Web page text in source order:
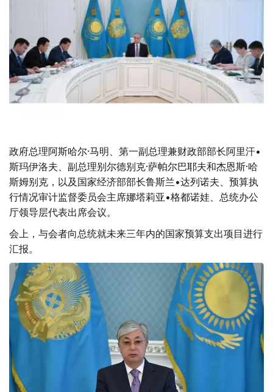
政府总理阿斯哈尔·马明、第一副总理兼财政部部长阿里汗•
斯玛伊洛夫、副总理别尔德别克·萨帕尔巴耶夫和杰恩斯·哈
斯姆别克，以及国家经济部部长鲁斯兰•达列诺夫、预算执
行情况审计监督委员会主席娜塔莉亚•格都诺娃、总统办公
厅领导层代表出席会议。
会上，与会者向总统就未来三年内的国家预算支出项目进行
汇报。